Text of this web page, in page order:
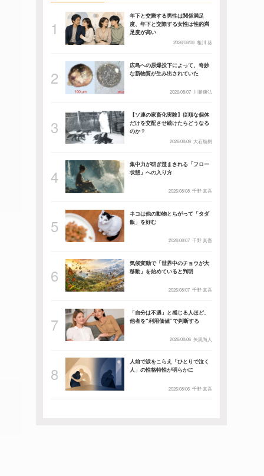
年下と交際する男性は関係満足
度、年下と交際する女性は性的満
足度が高い
2026/08/08 相川 葵
広島への原爆投下によって、奇妙
な新物質が生み出されていた
2026/08/07 川勝康弘
【ソ連の家畜化実験】従順な個体
だけを交配させ続けたらどうなる
のか？
2026/08/08 大石航樹
集中力が研ぎ澄まされる「フロー
状態」への入り方
2026/08/08 千野 真吾
ネコは他の動物とちがって「タダ
飯」を好む
2026/08/07 千野 真吾
気候変動で「世界中のチョウが大
移動」を始めていると判明
2026/08/07 千野 真吾
「自分は不遇」と感じる人ほど、
他者を“利用価値”で判断する
2026/08/06 矢黒尚人
人前で涙をこらえ「ひとりで泣く
人」の性格特性が明らかに
2026/08/06 千野 真吾